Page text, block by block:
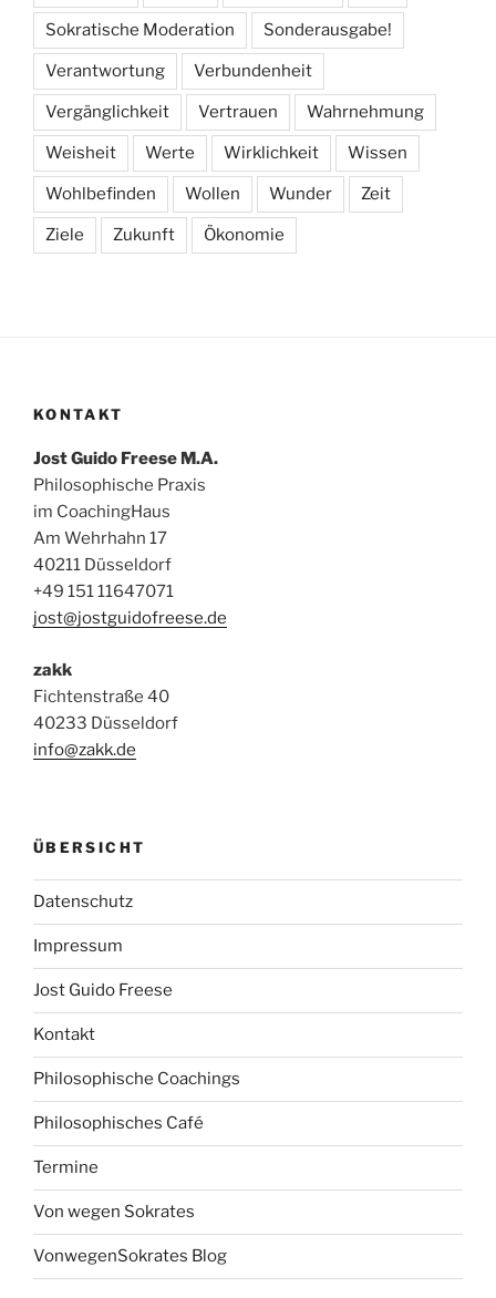
Sokratische Moderation Sonderausgabe!
Verantwortung Verbundenheit
Vergänglichkeit Vertrauen Wahrnehmung
Weisheit Werte Wirklichkeit Wissen
Wohlbefinden Wollen Wunder Zeit
Ziele Zukunft Ökonomie
KONTAKT
Jost Guido Freese M.A.
Philosophische Praxis
im CoachingHaus
Am Wehrhahn 17
40211 Düsseldorf
+49 151 11647071
jost@jostguidofreese.de
zakk
Fichtenstraße 40
40233 Düsseldorf
info@zakk.de
ÜBERSICHT
Datenschutz
Impressum
Jost Guido Freese
Kontakt
Philosophische Coachings
Philosophisches Café
Termine
Von wegen Sokrates
VonwegenSokrates Blog